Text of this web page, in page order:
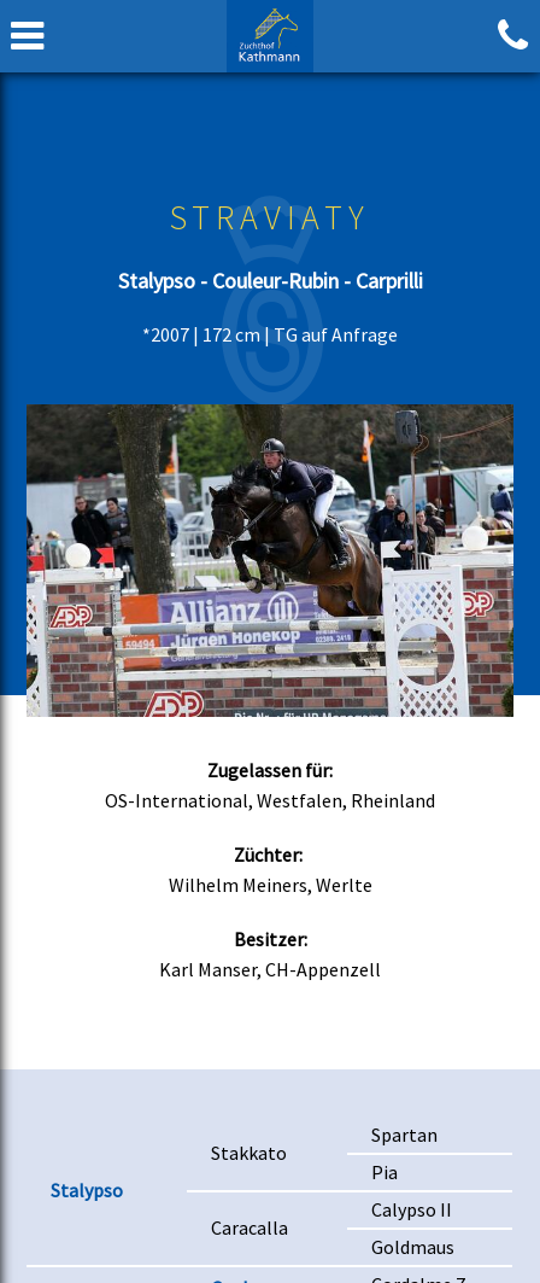
STRAVIATY
Stalypso - Couleur-Rubin - Carprilli
*2007 | 172 cm | TG auf Anfrage
Zugelassen für:
OS-International, Westfalen, Rheinland
Züchter:
Wilhelm Meiners, Werlte
Besitzer:
Karl Manser, CH-Appenzell
Stalypso
Stakkato
Spartan
Pia
Caracalla
Calypso II
Goldmaus